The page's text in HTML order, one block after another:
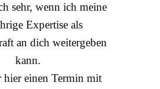
sehr, wenn ich meine
Expertise als
an dich weitergeben
kann.
hier einen Termin mit